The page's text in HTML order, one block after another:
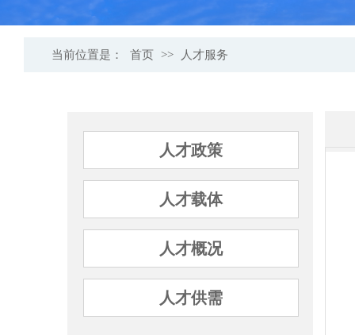
当前位置是： 首页 >> 人才服务
人才政策
人才载体
人才概况
人才供需